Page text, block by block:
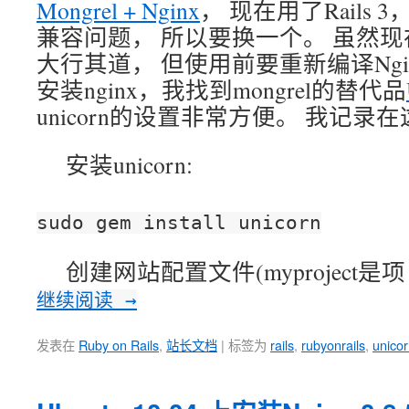
Mongrel + Nginx， 现在用了Rails 3
兼容问题， 所以要换一个。 虽然
大行其道， 但使用前要重新编译
安装nginx，我找到mongrel的替代品
unicorn的设置非常方便。 我记录
安装unicorn:
sudo gem install unicorn
创建网站配置文件(myproject是
继续阅读 →
发表在 Ruby on Rails, 站长文档 | 标签为 rails, rubyonrails,